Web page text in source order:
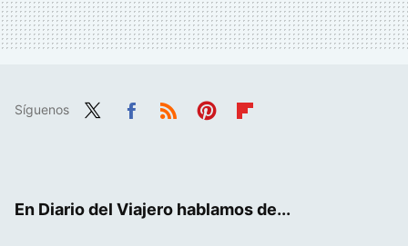
Síguenos
En Diario del Viajero hablamos de...